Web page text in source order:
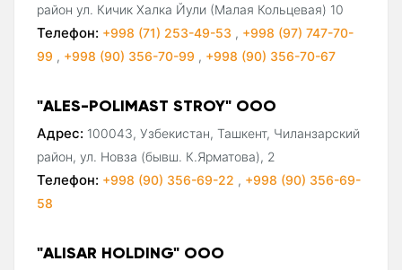
район ул. Кичик Халка Йули (Малая Кольцевая) 10
Телефон: +998 (71) 253-49-53 , +998 (97) 747-70-
99 , +998 (90) 356-70-99 , +998 (90) 356-70-67
"ALES-POLIMAST STROY" ООО
Адрес: 100043, Узбекистан, Ташкент, Чиланзарский
район, ул. Новза (бывш. К.Ярматова), 2
Телефон: +998 (90) 356-69-22 , +998 (90) 356-69-
58
"ALISAR HOLDING" ООО